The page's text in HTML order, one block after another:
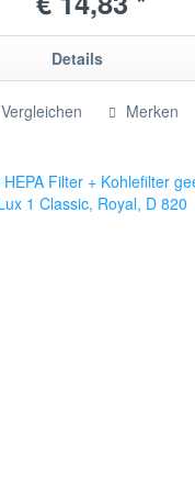
Details
Vergleichen Merken